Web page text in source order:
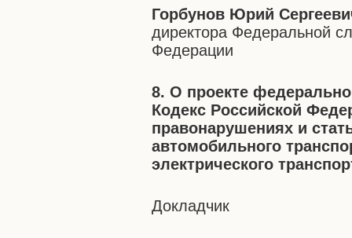
Горбунов Юрий
директора Федеральной
Федерации
8. О проекте
Кодекс Российской
правонарушениях и
автомобильного
электрического
Докладчик